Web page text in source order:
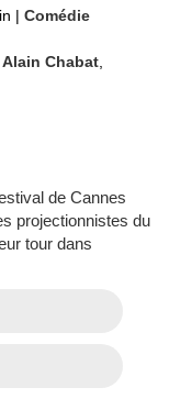
| Comédie
,Alain Chabat
de Cannes
projectionnistes du
tour dans